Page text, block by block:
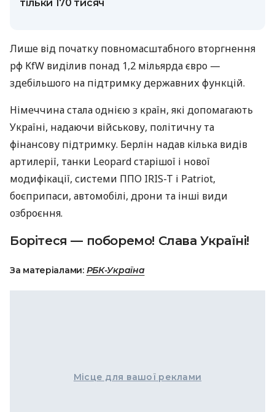
тільки 170 тисяч
Лише від початку повномасштабного вторгнення
рф KfW виділив понад 1,2 мільярда євро —
здебільшого на підтримку державних функцій.
Німеччина стала однією з країн, які допомагають
Україні, надаючи військову, політичну та
фінансову підтримку. Берлін надав кілька видів
артилерії, танки Leopard старішої і нової
модифікації, системи ППО IRIS-T і Patriot,
боєприпаси, автомобілі, дрони та інші види
озброєння.
Борітеся — поборемо! Слава Україні!
За матеріалами: РБК-Україна
Місце для вашої реклами